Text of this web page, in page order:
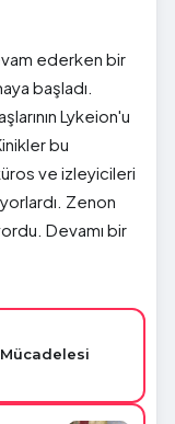
ederken bir
başladı.
Lykeion'u
bu
ve izleyicileri
Zenon
Devamı bir